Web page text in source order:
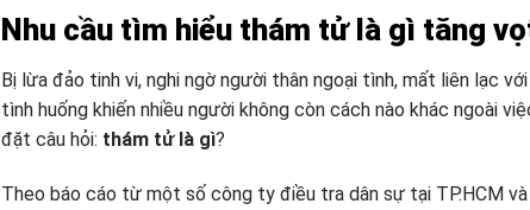
Nhu cầu tìm hiểu thám tử là gì tăng
Bị lừa đảo tinh vi, nghi ngờ người thân ngoại tình, mất liên lạc
tình huống khiến nhiều người không còn cách nào khác ngoài
đặt câu hỏi: thám tử là gì?
Theo báo cáo từ một số công ty điều tra dân sự tại TP.HCM